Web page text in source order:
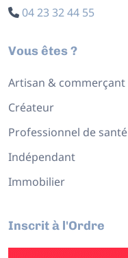
04 23 32 44 55
Vous êtes ?
Artisan & commerçant
Créateur
Professionnel de santé
Indépendant
Immobilier
Inscrit à l'Ordre